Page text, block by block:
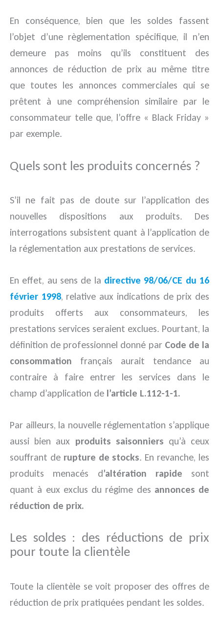
En conséquence, bien que les soldes fassent
l’objet d’une règlementation spécifique, il n’en
demeure pas moins qu’ils constituent des
annonces de réduction de prix au même titre
que toutes les annonces commerciales qui se
prêtent à une compréhension similaire par le
consommateur telle que, l’offre « Black Friday »
par exemple.
Quels sont les produits concernés ?
S’il ne fait pas de doute sur l’application des
nouvelles dispositions aux produits. Des
interrogations subsistent quant à l’application de
la réglementation aux prestations de services.
En effet, au sens de la directive 98/06/CE du 16
février 1998, relative aux indications de prix des
produits offerts aux consommateurs, les
prestations services seraient exclues. Pourtant, la
définition de professionnel donné par Code de la
consommation français aurait tendance au
contraire à faire entrer les services dans le
champ d’application de l’article L.112-1-1.
Par ailleurs, la nouvelle réglementation s’applique
aussi bien aux produits saisonniers qu’à ceux
souffrant de rupture de stocks. En revanche, les
produits menacés d’altération rapide sont
quant à eux exclus du régime des annonces de
réduction de prix.
Les soldes : des réductions de prix
pour toute la clientèle
Toute la clientèle se voit proposer des offres de
réduction de prix pratiquées pendant les soldes.